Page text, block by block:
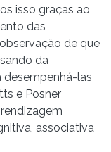
isso graças ao
das
de que
da
desempenhá-las
e Posner
associativa